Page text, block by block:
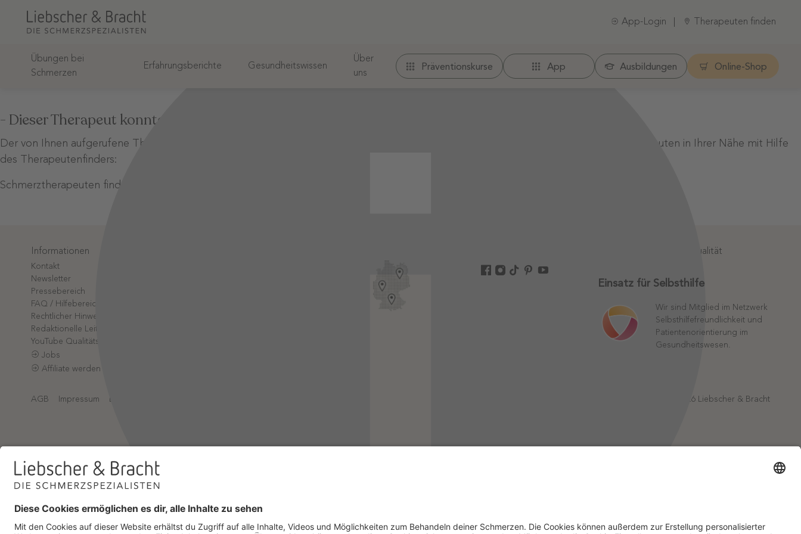
App-Login Therapeuten finden
Übungen bei
Schmerzen
Erfahrungsberichte Gesundheitswissen
Über
uns
Präventionskurse App Ausbildungen Online-Shop
- Dieser Therapeut konnte nicht gefunden werden.
Der von Ihnen aufgerufene Therapeut wurde unter dieser URL nicht gefunden. Möglicherweise finden Sie ihn oder einen anderen Therapeuten in Ihrer Nähe mit Hilfe
des Therapeutenfinders:
Schmerztherapeuten finden
Informationen
Kontakt
Newsletter
Pressebereich
FAQ / Hilfebereich
Rechtlicher Hinweis
Redaktionelle Leitlinien
YouTube Qualitätsprozess
Jobs
Affiliate werden
Geprüfte Informationsqualität
Einsatz für Selbsthilfe
Wir sind Mitglied im Netzwerk
Selbsthilfefreundlichkeit und
Patientenorientierung im
Gesundheitswesen.
AGB Impressum Datenschutz 2026 Liebscher & Bracht